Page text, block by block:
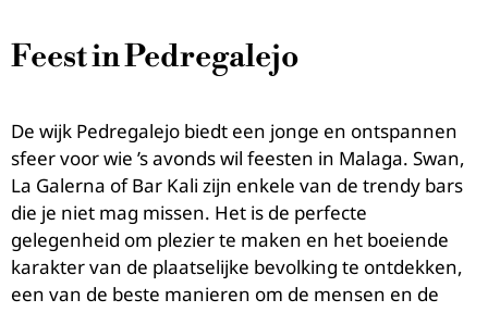
Feest in Pedregalejo
De wijk Pedregalejo biedt een jonge en ontspannen
sfeer voor wie ’s avonds wil feesten in Malaga. Swan,
La Galerna of Bar Kali zijn enkele van de trendy bars
die je niet mag missen. Het is de perfecte
gelegenheid om plezier te maken en het boeiende
karakter van de plaatselijke bevolking te ontdekken,
een van de beste manieren om de mensen en de